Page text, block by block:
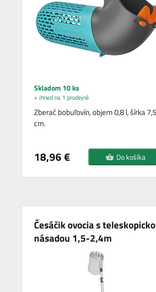
Skladom 10 ks
+ ihned na 1 prodejně
Zberač bobuľovín, objem 0,8 l, šírka 7,5
cm.
18,96 € Do košíka
Česáčik ovocia s
násadou 1,5-2,4m